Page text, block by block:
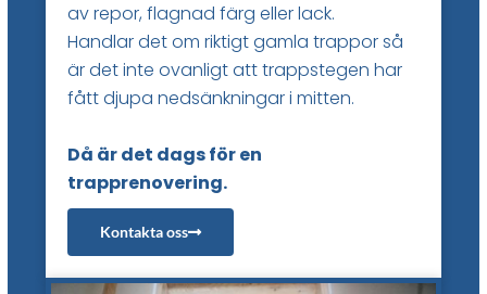
av repor, flagnad färg eller lack.
Handlar det om riktigt gamla trappor så
är det inte ovanligt att trappstegen har
fått djupa nedsänkningar i mitten.
Då är det dags för en
trapprenovering.
Kontakta oss